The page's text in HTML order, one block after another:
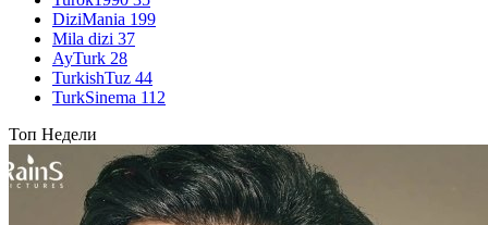
DiziMania 199
Mila dizi 37
AyTurk 28
TurkishTuz 44
TurkSinema 112
Топ Недели